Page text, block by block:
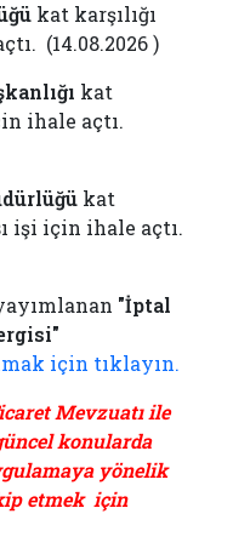
kat karşılığı
(14.08.2026 )
kat
ihale açtı.
kat
işi için ihale açtı.
"İptal
için tıklayın.
Mevzuatı ile
konularda
yönelik
etmek için